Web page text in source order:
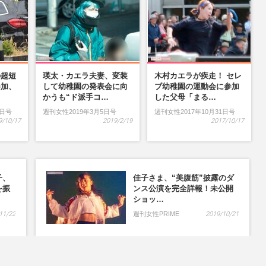
短
、
号
10/17
瑛太・カエラ夫妻、変装
して幼稚園の発表会に向
かうも“ド派手コ…
週刊女性2019年3月5日号
2019/2/19
木村カエラが疾走！ セレ
ブ幼稚園の運動会に参加
した父母「まる…
週刊女性2017年10月31日号
2017/10/17
振
22
佳子さま、“美腹筋”披露のダ
ンス公演を完全詳報！未公開
ショッ…
週刊女性PRIME 2019/10/21